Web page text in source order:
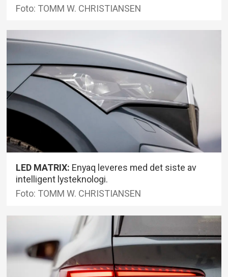
Foto: TOMM W. CHRISTIANSEN
LED MATRIX: Enyaq leveres med det siste av
intelligent lysteknologi.
Foto: TOMM W. CHRISTIANSEN